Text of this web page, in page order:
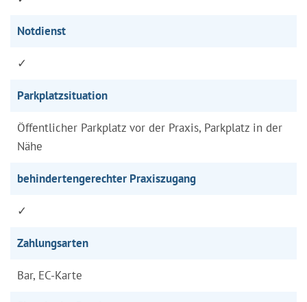
Notdienst
✓
Parkplatzsituation
Öffentlicher Parkplatz vor der Praxis, Parkplatz in der
Nähe
behindertengerechter Praxiszugang
✓
Zahlungsarten
Bar, EC-Karte